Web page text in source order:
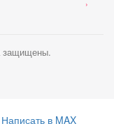
›
защищены.
Написать в MAX